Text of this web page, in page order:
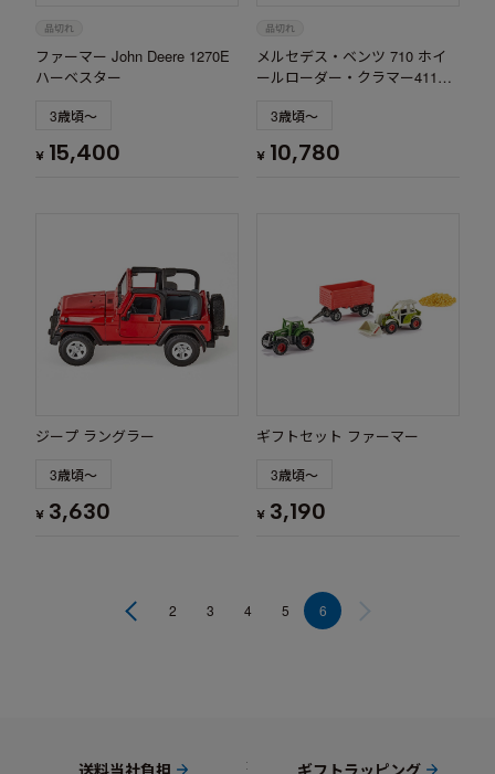
ファーマー John Deere 1270E
ハーベスター
3歳頃～
¥ 15,400
メルセデス・ベンツ 710 ホイ
ールローダー・クラマー411搭
3歳頃～
¥ 10,780
ジープ ラングラー
3歳頃～
¥ 3,630
ギフトセット ファーマー
3歳頃～
¥ 3,190
2 3 4 5 6
送料当社負担 ギフトラッピング